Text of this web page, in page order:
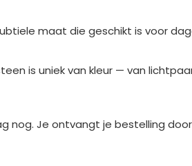
maat die geschikt is voor
is uniek van kleur — van
nog. Je ontvangt je bestelling